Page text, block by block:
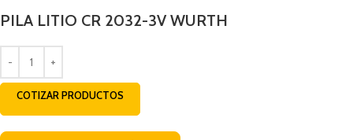
PILA LITIO CR 2032-3V WURTH
COTIZAR PRODUCTOS